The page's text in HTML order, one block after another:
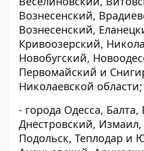
Вознесенский,
Вознесенский,
Кривоозерский,
Новобугский,
Первомайский и
Николаевской области;
- города Одесса, Балта,
Днестровский,
Подольск, Теплодар и